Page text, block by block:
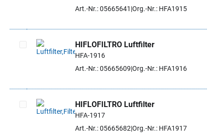
Artikel auswählenArt.-Nr.: 05665641 Org.-Nr.: HFA1915
Artikel auswählen
HIFLOFILTRO Luftfilter
HFA-1916
Art.-Nr.: 05665609 Org.-Nr.: HFA1916
Artikel auswählen
HIFLOFILTRO Luftfilter
HFA-1917
Art.-Nr.: 05665682 Org.-Nr.: HFA1917